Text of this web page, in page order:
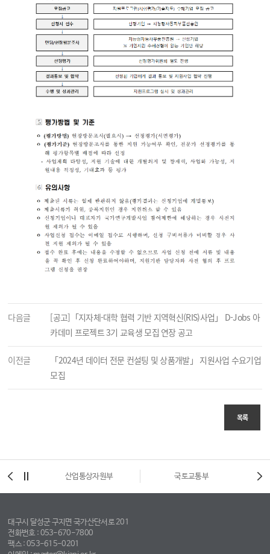
다음글
[공고]「지자체-대학 협력 기반 지역혁신(RIS)사업」 D-Jobs 아
카데미 프로젝트 3기 교육생 모집 연장 공고
이전글
「2024년 데이터 전문 컨설팅 및 상품개발」 지원사업 수요기업
모집
목록
산업통상자원부 국토교통부
대구시 달성군 구지면 국가산단서로 201
전화번호 : 053-670-7800
팩스 : 053-615-0201